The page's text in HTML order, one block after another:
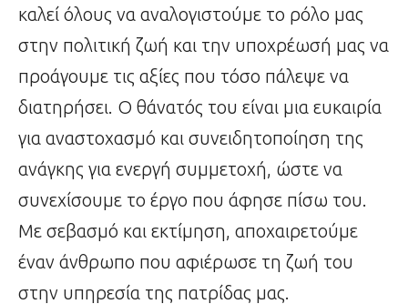
καλεί όλους να αναλογιστούμε το ρόλο μας
στην πολιτική ζωή και την υποχρέωσή μας να
προάγουμε τις αξίες που τόσο πάλεψε να
διατηρήσει. Ο θάνατός του είναι μια ευκαιρία
για αναστοχασμό και συνειδητοποίηση της
ανάγκης για ενεργή συμμετοχή, ώστε να
συνεχίσουμε το έργο που άφησε πίσω του.
Με σεβασμό και εκτίμηση, αποχαιρετούμε
έναν άνθρωπο που αφιέρωσε τη ζωή του
στην υπηρεσία της πατρίδας μας.